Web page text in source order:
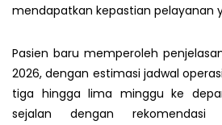
mendapatkan kepastian pelayanan
Pasien baru memperoleh
2026, dengan estimasi jadwal
tiga hingga lima minggu ke
sejalan dengan